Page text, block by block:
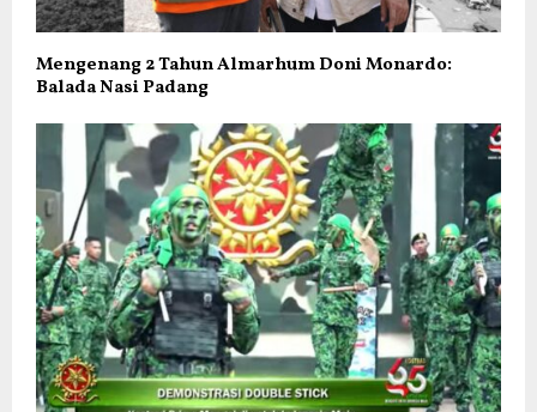
Mengenang 2 Tahun Almarhum Doni Monardo:
Balada Nasi Padang